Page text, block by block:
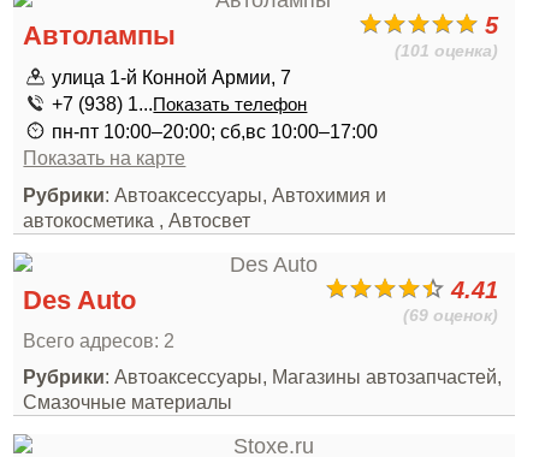
5
(101 оценка)
Автолампы
улица 1-й Конной Армии, 7
+7 (938) 1...Показать телефон
пн-пт 10:00–20:00; сб,вс 10:00–17:00
Показать на карте
Рубрики: Автоаксессуары, Автохимия и
автокосметика , Автосвет
4.41
(69 оценок)
Des Auto
Всего адресов: 2
Рубрики: Автоаксессуары, Магазины автозапчастей,
Смазочные материалы